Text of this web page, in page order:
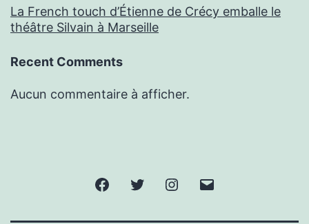
La French touch d’Étienne de Crécy emballe le
théâtre Silvain à Marseille
Recent Comments
Aucun commentaire à afficher.
FacebookTwitter Instagram